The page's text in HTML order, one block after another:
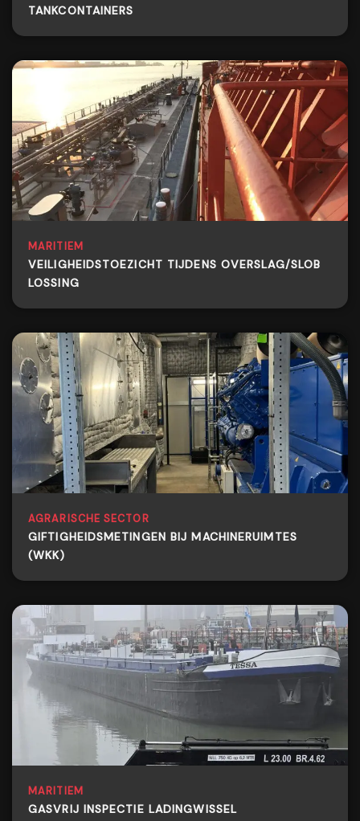
TANKCONTAINERS
MARITIEM
VEILIGHEIDSTOEZICHT TIJDENS OVERSLAG/SLOB
LOSSING
AGRARISCHE SECTOR
GIFTIGHEIDSMETINGEN BIJ MACHINERUIMTES
(WKK)
MARITIEM
GASVRIJ INSPECTIE LADINGWISSEL